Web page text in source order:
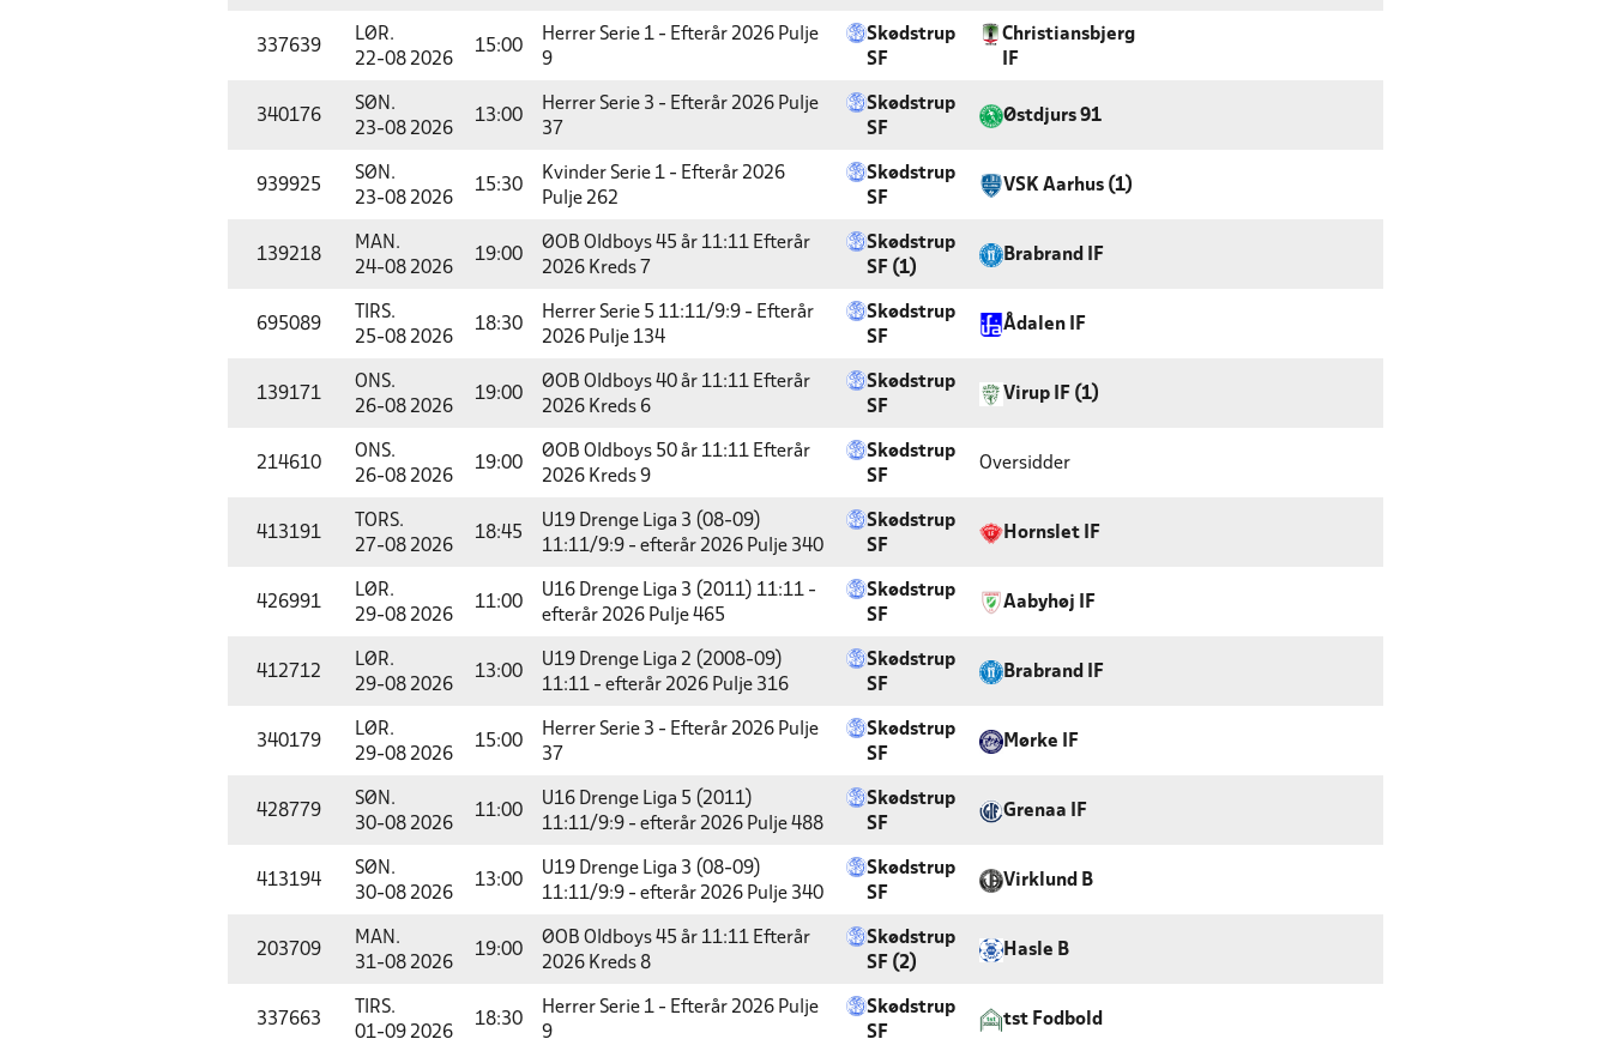
337639
LØR.
22-08 2026
15:00
Herrer Serie 1 - Efterår 2026 Pulje
9
Skødstrup
SF
Christiansbjerg
IF
340176
SØN.
23-08 2026
13:00
Herrer Serie 3 - Efterår 2026 Pulje
37
Skødstrup
SF
Østdjurs 91
939925
SØN.
23-08 2026
15:30
Kvinder Serie 1 - Efterår 2026
Pulje 262
Skødstrup
SF
VSK Aarhus (1)
139218
MAN.
24-08 2026
19:00
ØOB Oldboys 45 år 11:11 Efterår
2026 Kreds 7
Skødstrup
SF (1)
Brabrand IF
695089
TIRS.
25-08 2026
18:30
Herrer Serie 5 11:11/9:9 - Efterår
2026 Pulje 134
Skødstrup
SF
Ådalen IF
139171
ONS.
26-08 2026
19:00
ØOB Oldboys 40 år 11:11 Efterår
2026 Kreds 6
Skødstrup
SF
Virup IF (1)
214610
ONS.
26-08 2026
19:00
ØOB Oldboys 50 år 11:11 Efterår
2026 Kreds 9
Skødstrup
SF
Oversidder
413191
TORS.
27-08 2026
18:45
U19 Drenge Liga 3 (08-09)
11:11/9:9 - efterår 2026 Pulje 340
Skødstrup
SF
Hornslet IF
426991
LØR.
29-08 2026
11:00
U16 Drenge Liga 3 (2011) 11:11 -
efterår 2026 Pulje 465
Skødstrup
SF
Aabyhøj IF
412712
LØR.
29-08 2026
13:00
U19 Drenge Liga 2 (2008-09)
11:11 - efterår 2026 Pulje 316
Skødstrup
SF
Brabrand IF
340179
LØR.
29-08 2026
15:00
Herrer Serie 3 - Efterår 2026 Pulje
37
Skødstrup
SF
Mørke IF
428779
SØN.
30-08 2026
11:00
U16 Drenge Liga 5 (2011)
11:11/9:9 - efterår 2026 Pulje 488
Skødstrup
SF
Grenaa IF
413194
SØN.
30-08 2026
13:00
U19 Drenge Liga 3 (08-09)
11:11/9:9 - efterår 2026 Pulje 340
Skødstrup
SF
Virklund B
203709
MAN.
31-08 2026
19:00
ØOB Oldboys 45 år 11:11 Efterår
2026 Kreds 8
Skødstrup
SF (2)
Hasle B
337663
TIRS.
01-09 2026
18:30
Herrer Serie 1 - Efterår 2026 Pulje
9
Skødstrup
SF
tst Fodbold